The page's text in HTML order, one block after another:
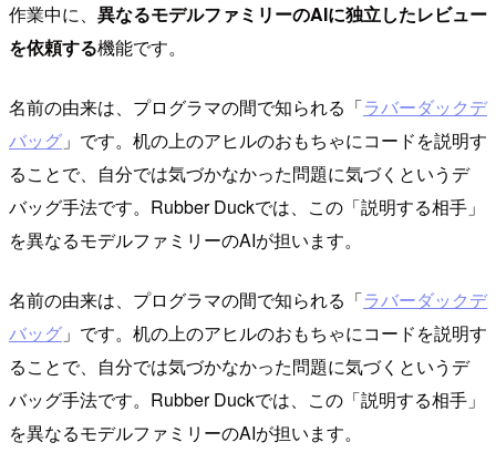
作業中に、 異なるモデルファミリーのAIに独立したレビュー
を依頼する機能です。
名前の由来は、プログラマの間で知られる「ラバーダックデ
バッグ 」です。机の上のアヒルのおもちゃにコードを説明す
ることで、自分では気づかなかった問題に気づくというデ
バッグ手法です。Rubber Duckでは、この「説明する相手」
を異なるモデルファミリーのAIが担います。
名前の由来は、プログラマの間で知られる「ラバーダックデ
バッグ 」です。机の上のアヒルのおもちゃにコードを説明す
ることで、自分では気づかなかった問題に気づくというデ
バッグ手法です。Rubber Duckでは、この「説明する相手」
を異なるモデルファミリーのAIが担います。